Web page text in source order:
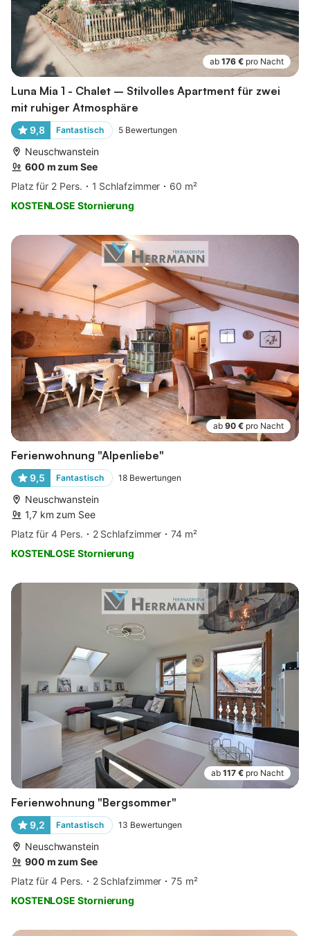
ab 176 € pro Nacht
Luna Mia 1 - Chalet – Stilvolles Apartment für zwei
mit ruhiger Atmosphäre
9,8 Fantastisch 5 Bewertungen
Neuschwanstein
600 m zum See
Platz für 2 Pers.
1 Schlafzimmer
60 m²
KOSTENLOSE Stornierung
ab 90 € pro Nacht
Ferienwohnung "Alpenliebe"
9,5 Fantastisch 18 Bewertungen
Neuschwanstein
1,7 km zum See
Platz für 4 Pers.
2 Schlafzimmer
74 m²
KOSTENLOSE Stornierung
ab 117 € pro Nacht
Ferienwohnung "Bergsommer"
9,2 Fantastisch 13 Bewertungen
Neuschwanstein
900 m zum See
Platz für 4 Pers.
2 Schlafzimmer
75 m²
KOSTENLOSE Stornierung